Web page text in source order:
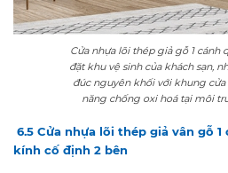
Cửa nhựa lõi thép giả gỗ 1 cánh
đặt khu vệ sinh của khách sạn,
đúc nguyên khối với khung
năng chống oxi hoá tại môi
6.5 Cửa nhựa lõi thép giả vân gỗ
kính cố định 2 bên